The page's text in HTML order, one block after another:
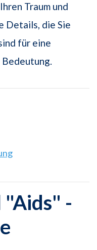
Traum und
Details, die Sie
für eine
-